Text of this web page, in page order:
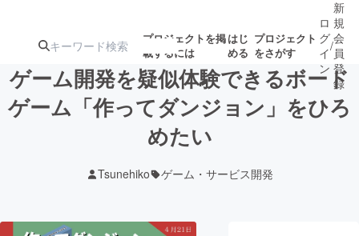
プロジェクトを掲
載するには
はじ
める
プロジェクト
をさがす
注目の新着プロ募集終了が近いプ
ロ
グ
イ
ン
/
新
規
会
員
登
録
ゲーム開発を疑似体験できるボード
ゲーム「作ってダンジョン」をひろ
めたい
Tsunehiko ゲーム・サービス開発